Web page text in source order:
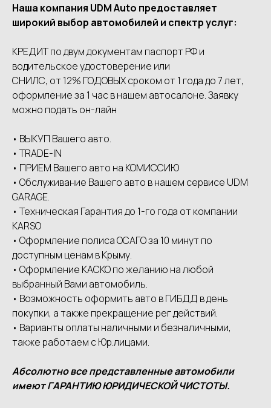
Наша компания UDМ Аutо предоставляет
широкий выбор автомобилей и спектр услуг:
КРЕДИТ по двум документам паспорт РФ и
водительское удостоверение или
СНИЛС, от 12% ГОДОВЫХ сроком от 1 года до 7 лет,
оформление за 1 час в нашем автосалоне. Заявку
можно подать он-лайн
• ВЫКУП Вашего авто.
• ТRАDЕ-IN
• ПРИЕМ Вашего авто на КОМИССИЮ
• Обслуживание Вашего авто в нашем сервисе UDМ
GАRАGЕ.
• Техническая Гарантия до 1-го года от компании
КАRSО
• Оформление полиса ОСАГО за 10 минут по
доступным ценам в Крыму.
• Оформление КАСКО по желанию на любой
выбранный Вами автомобиль.
• Возможность оформить авто в ГИБДД в день
покупки, а также прекращение рег.действий.
• Варианты оплаты наличными и безналичными,
также работаем с Юр.лицами.
Абсолютно все представленные автомобили
имеют ГАРАНТИЮ ЮРИДИЧЕСКОЙ ЧИСТОТЫ.